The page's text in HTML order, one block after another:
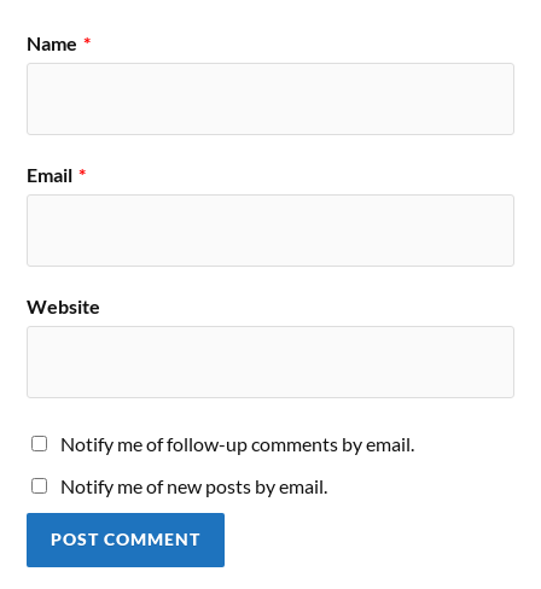
Name *
Email *
Website
Notify me of follow-up comments by email.
Notify me of new posts by email.